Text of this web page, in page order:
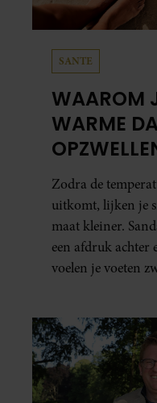
SANTE
WAAROM
WARME
ERAAN
Zodra de
uitkomt, lijken je
maat kleiner.
een afdruk achter
voelen je voeten